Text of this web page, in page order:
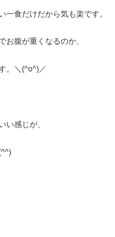
一食だけだから気も楽です。
お腹が重くなるのか、
。＼(^o^)／
い感じが、